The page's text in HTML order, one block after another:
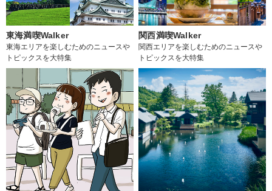
東海満喫Walker
東海エリアを楽しむためのニュースや
トピックスを大特集
関西満喫Walker
関西エリアを楽しむためのニュースや
トピックスを大特集